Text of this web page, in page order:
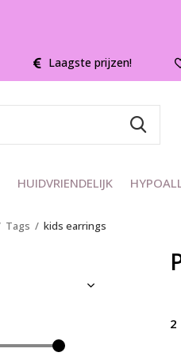
HUIDVRIENDELIJK
Laagste prijzen!
Tags kids earrings
2